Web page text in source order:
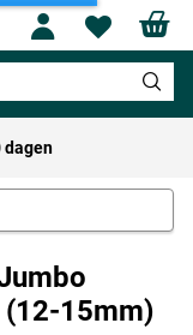
Profile
dagen
(12-15mm)